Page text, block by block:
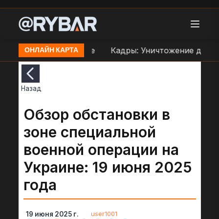
ОНЛАЙН КАРТА
ВСУ в Орехове Кадры: Уничтожение
Назад
Обзор обстановки в
зоне специальной
военной операции на
Украине: 19 июня 2025
года
19 июня 2025 г. user1001